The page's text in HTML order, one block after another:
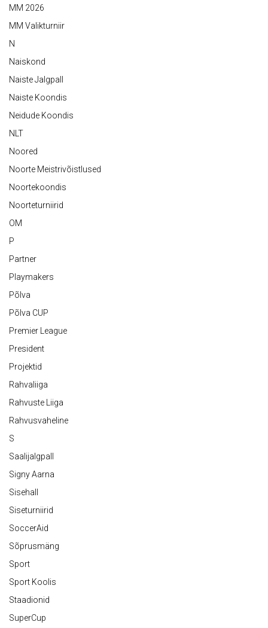
MM 2026
MM Valikturniir
N
Naiskond
Naiste Jalgpall
Naiste Koondis
Neidude Koondis
NLT
Noored
Noorte Meistrivõistlused
Noortekoondis
Noorteturniirid
OM
P
Partner
Playmakers
Põlva
Põlva CUP
Premier League
President
Projektid
Rahvaliiga
Rahvuste Liiga
Rahvusvaheline
S
Saalijalgpall
Signy Aarna
Sisehall
Siseturniirid
SoccerAid
Sõprusmäng
Sport
Sport Koolis
Staadionid
SuperCup